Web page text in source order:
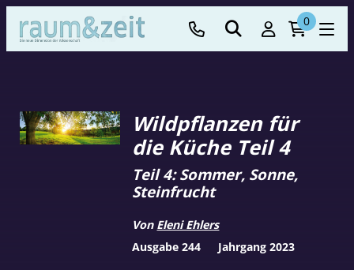
0
Wildpflanzen für
die Küche Teil 4
Teil 4: Sommer, Sonne,
Steinfrucht
Von Eleni Ehlers
Ausgabe 244 Jahrgang 2023